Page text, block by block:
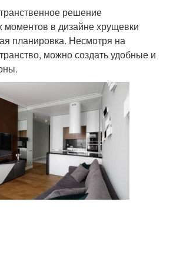
решение
в дизайне хрущевки
планировка. Несмотря на
можно создать удобные и